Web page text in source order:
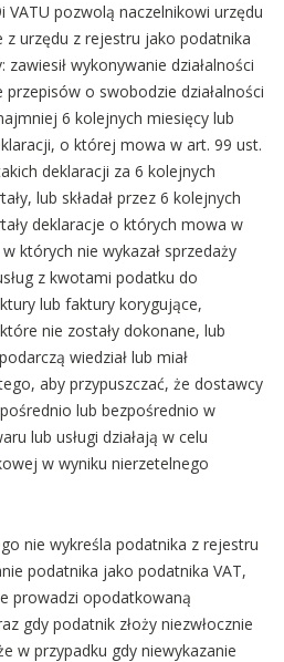
VATU pozwolą naczelnikowi urzędu
z urzędu z rejestru jako podatnika
wykonywanie działalności
o swobodzie działalności
6 kolejnych miesięcy lub
o której mowa w art. 99 ust.
deklaracji za 6 kolejnych
lub składał przez 6 kolejnych
deklaracje o których mowa w
których nie wykazał sprzedaży
z kwotami podatku do
lub faktury korygujące,
nie zostały dokonane, lub
wiedział lub miał
aby przypuszczać, że dostawcy
lub bezpośrednio w
lub usługi działają w celu
w wyniku nierzetelnego
nie wykreśla podatnika z rejestru
podatnika jako podatnika VAT,
prowadzi opodatkowaną
gdy podatnik złoży niezwłocznie
w przypadku gdy niewykazanie